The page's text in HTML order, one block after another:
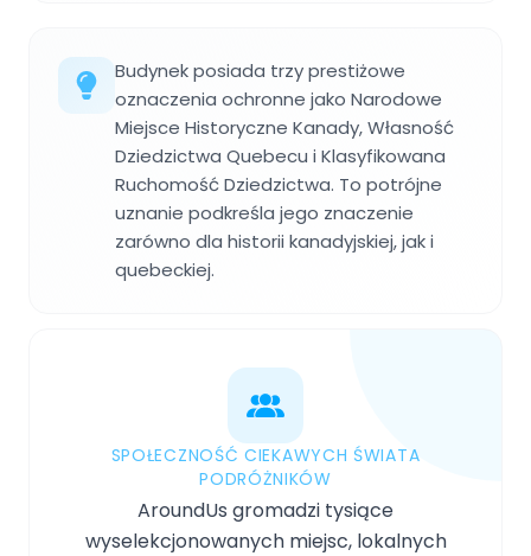
Budynek posiada trzy prestiżowe
oznaczenia ochronne jako Narodowe
Miejsce Historyczne Kanady, Własność
Dziedzictwa Quebecu i Klasyfikowana
Ruchomość Dziedzictwa. To potrójne
uznanie podkreśla jego znaczenie
zarówno dla historii kanadyjskiej, jak i
quebeckiej.
SPOŁECZNOŚĆ CIEKAWYCH ŚWIATA
PODRÓŻNIKÓW
AroundUs gromadzi tysiące
wyselekcjonowanych miejsc, lokalnych